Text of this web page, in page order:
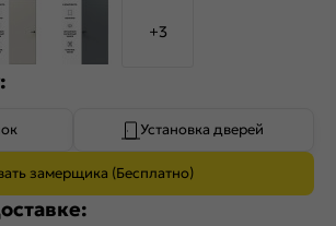
+3
Установка дверей
замерщика (Бесплатно)